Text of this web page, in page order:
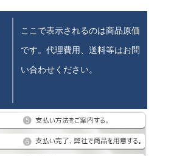
ここで表示されるのは商品原価
です。代理費用、送料等はお問
い合わせください。